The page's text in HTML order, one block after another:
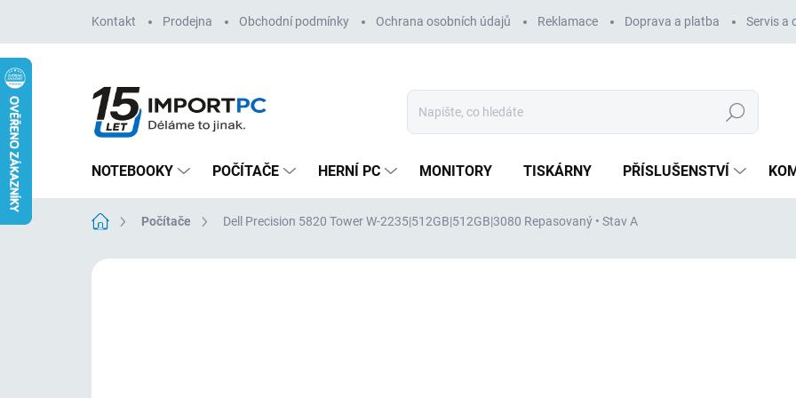
obsah
Kontakt Prodejna Obchodní podmínky Ochrana osobních údajů Reklamace Doprava a platba Servis a
Hledat
NOTEBOOKY POČÍTAČE HERNÍ PC MONITORY TISKÁRNY PŘÍSLUŠENSTVÍ
Domů Počítače Dell Precision 5820 Tower W-2235|512GB|512GB|3080 Repasovaný • Stav A